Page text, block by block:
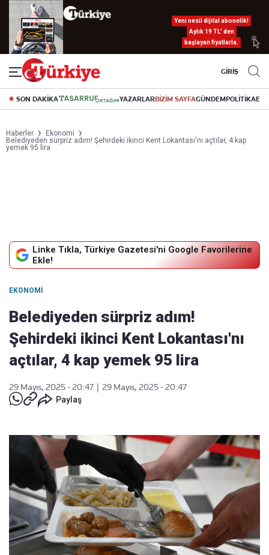
Yeni nesil dijital abonelik!
Aylık 19 TL’ den
başlayan fiyatlarla.
GİRİŞ
SON DAKİKA YAZARLARBİZİM SAYFAGÜNDEMPOLİTİKA
Haberler
Ekonomi
Belediyeden sürpriz adım! Şehirdeki ikinci Kent Lokantası'nı açtılar, 4 kap
yemek 95 lira
Linke Tıkla, Türkiye Gazetesi'ni Google Favorilerine
Ekle!
EKONOMI
Belediyeden sürpriz adım!
Şehirdeki ikinci Kent Lokantası'nı
açtılar, 4 kap yemek 95 lira
29 Mayıs, 2025 - 20:47
29 Mayıs, 2025 - 20:47
Paylaş